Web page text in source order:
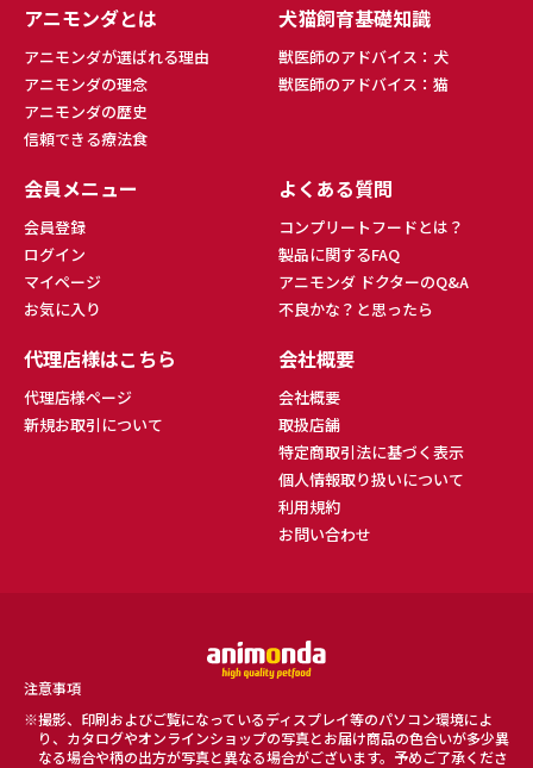
アニモンダとは
アニモンダが選ばれる理由
アニモンダの理念
アニモンダの歴史
信頼できる療法食
犬猫飼育基礎知識
獣医師のアドバイス：犬
獣医師のアドバイス：猫
会員メニュー
会員登録
ログイン
マイページ
お気に入り
よくある質問
コンプリートフードとは？
製品に関するFAQ
アニモンダ ドクターのQ&A
不良かな？と思ったら
代理店様はこちら
代理店様ページ
新規お取引について
会社概要
会社概要
取扱店舗
特定商取引法に基づく表示
個人情報取り扱いについて
利用規約
お問い合わせ
注意事項
撮影、印刷およびご覧になっているディスプレイ等のパソコン環境によ
り、カタログやオンラインショップの写真とお届け商品の色合いが多少異
なる場合や柄の出方が写真と異なる場合がございます。予めご了承くださ